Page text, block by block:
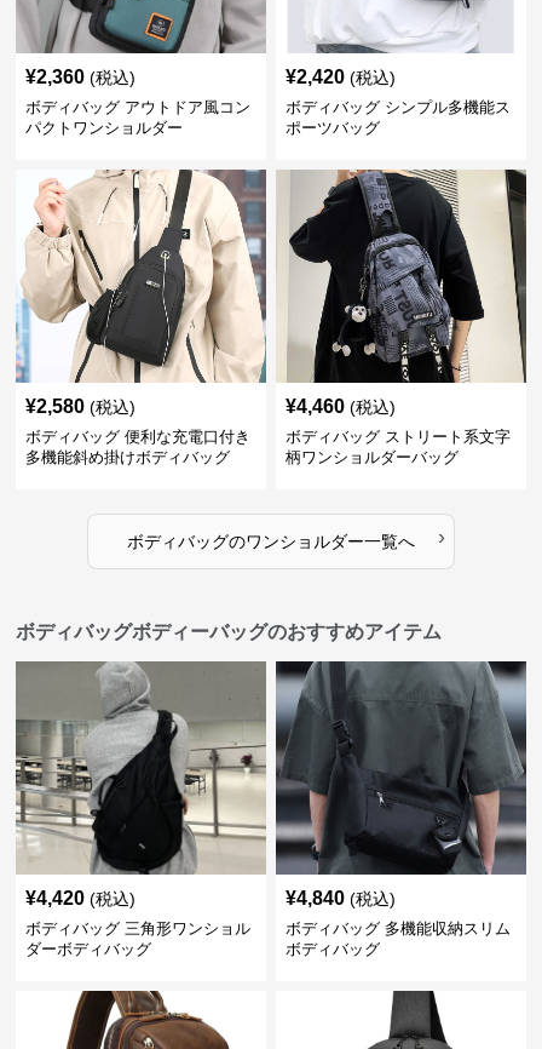
¥2,360 (税込)
ボディバッグ アウトドア風コン
パクトワンショルダー
¥2,420 (税込)
ボディバッグ シンプル多機能ス
ポーツバッグ
¥2,580 (税込)
ボディバッグ 便利な充電口付き
多機能斜め掛けボディバッグ
¥4,460 (税込)
ボディバッグ ストリート系文字
柄ワンショルダーバッグ
ボディバッグのワンショルダー一覧へ ›
ボディバッグボディーバッグのおすすめアイテム
¥4,420 (税込)
ボディバッグ 三角形ワンショル
ダーボディバッグ
¥4,840 (税込)
ボディバッグ 多機能収納スリム
ボディバッグ